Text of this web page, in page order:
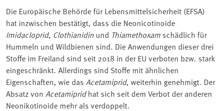
Die Europäische Behörde für Lebensmittelsicherheit (EFSA)
hat inzwischen bestätigt, dass die Neonicotinoide
Imidacloprid, Clothianidin und Thiamethoxam schädlich für
Hummeln und Wildbienen sind. Die Anwendungen dieser drei
Stoffe im Freiland sind seit 2018 in der EU verboten bzw. stark
eingeschränkt. Allerdings sind Stoffe mit ähnlichen
Eigenschaften, wie das Acetamiprid, weiterhin genehmigt. Der
Absatz von Acetamipridhat sich seit dem Verbot der anderen
Neonikotinoide mehr als verdoppelt.